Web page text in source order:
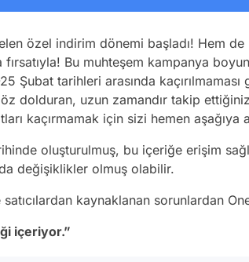
özel indirim dönemi başladı! Hem
fırsatıyla! Bu muhteşem kampanya
Şubat tarihleri arasında
dolduran, uzun zamandır takip
kaçırmamak için sizi hemen aşağıya
oluşturulmuş, bu içeriğe erişim
değişiklikler olmuş olabilir.
satıcılardan kaynaklanan sorunlardan
içeriyor.”